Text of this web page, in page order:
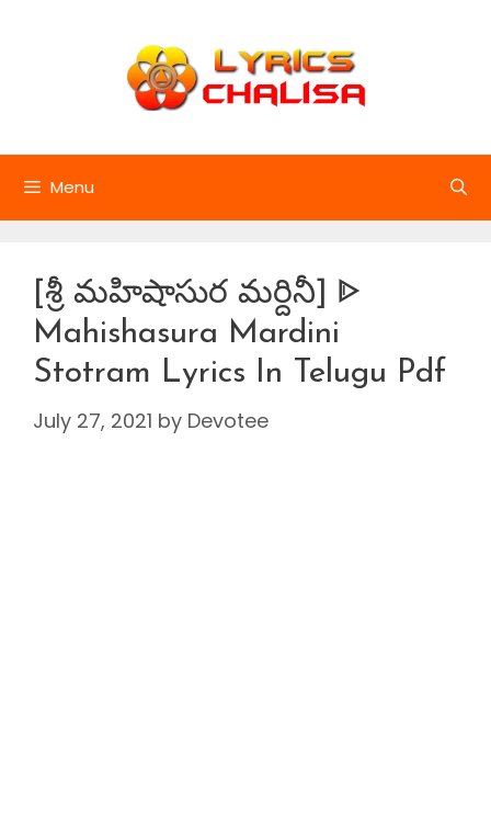
Menu
[శ్రీ మహిషాసుర మర్దినీ] ᐈ
Mahishasura Mardini
Stotram Lyrics In Telugu Pdf
July 27, 2021 by Devotee